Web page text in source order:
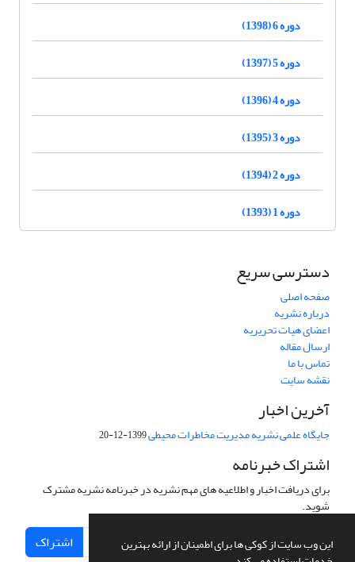
این وب سایت از کوکی ها برای اطمینان از ارائه بهترین
دوره 6 (1398)
دوره 5 (1397)
دوره 4 (1396)
دوره 3 (1395)
دوره 2 (1394)
دوره 1 (1393)
دسترسی سریع
صفحه اصلی
درباره نشریه
اعضای هیات تحریریه
ارسال مقاله
تماس با ما
نقشه سایت
آخرین اخبار
جایگاه علمی نشریه مدیریت مخاطرات محیطی1399-12-20
اشتراک خبرنامه
برای دریافت اخبار و اطلاعیه های مهم نشریه در خبرنامه نشریه مشترک
شوید.
اشتراک